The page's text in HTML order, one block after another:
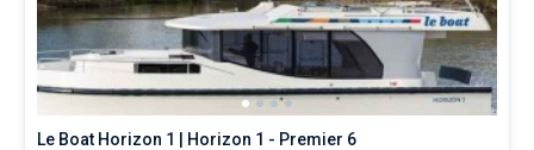
Le Boat Horizon 1 | Horizon 1 - Premier 6